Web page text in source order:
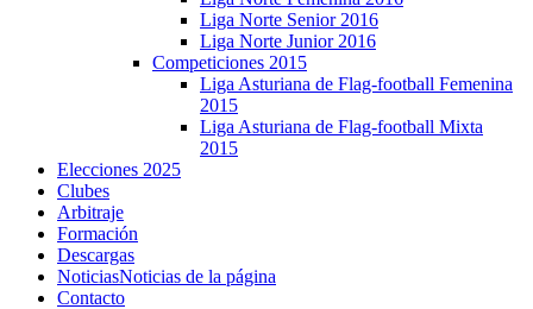
Liga Norte Senior 2016
Liga Norte Junior 2016
Competiciones 2015
Liga Asturiana de Flag-football Femenina
2015
Liga Asturiana de Flag-football Mixta
2015
Elecciones 2025
Clubes
Arbitraje
Formación
Descargas
NoticiasNoticias de la página
Contacto